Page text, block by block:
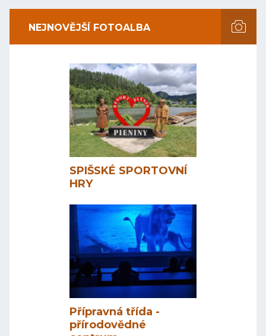
NEJNOVĚJŠÍ FOTOALBA
SPIŠSKÉ SPORTOVNÍ
HRY
Přípravná třída -
přírodovědné